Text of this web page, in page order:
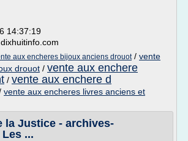
14:37:19
aux encheres bijoux anciens drouot/ vente
drouot / vente aux enchere
/ vente aux enchere d
vente aux encheres livres anciens et
la Justice - archives-
...